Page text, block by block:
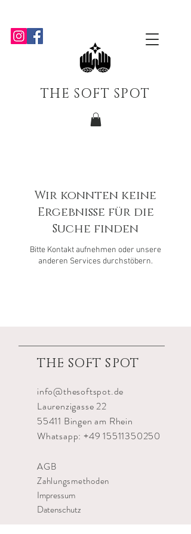
THE SOFT SPOT
Wir konnten keine
Ergebnisse für die
Suche finden
Bitte Kontakt aufnehmen oder unsere
anderen Services durchstöbern.
THE SOFT SPOT
info@thesoftspot.de
Laurenzigasse 22
55411 Bingen am Rhein
Whatsapp:+49 15511350250
AGB
Zahlungsmethoden
Impressum
Datenschutz